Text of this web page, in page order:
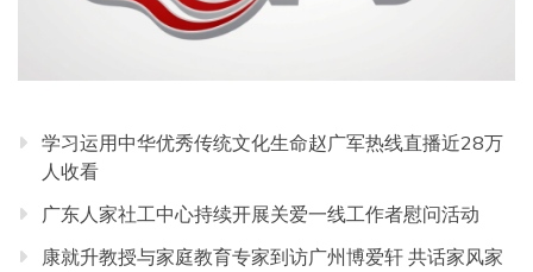
学习运用中华优秀传统文化生命赵广军热线直播近28万
人收看
广东人家社工中心持续开展关爱一线工作者慰问活动
康就升教授与家庭教育专家到访广州博爱轩 共话家风家